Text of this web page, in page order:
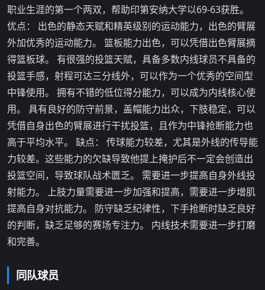
职业生涯的第一个两双，帮助印第安纳大学以69-63获胜。
优点： 出色的静态天赋和精英级别的运动能力，出色的臂展
外加优秀的运动能力。 篮板能力出色，可以凭借出色臂展摘
得篮板球。 有很强的投篮天赋，具备多数内线球员不具备的
投篮手感，射程可达三分线外，可以作为一个优秀的空间型
中锋使用。 拥有不错的低位得分能力，可以成为内线核心使
用。 具有良好的防守前景，盖帽能力出众，下肢稳定，可以
凭借自身出色的臂展进行干扰投篮，且作为中锋抢断能力也
高于平均水平。 缺点： 传球能力较差，尤其是外线的传导能
力较差。这些能力的欠缺导致他提上掩护后不一定会创造出
投篮空间，导致球队战术匮乏。 需要进一步提高自身外线投
射能力。 上肢力量需要进一步加强和提高，需要进一步增肌
提高自身对抗能力。 防守缺乏纪律性，下手抢断时缺乏良好
的判断，缺乏足够的赛场专注力。 内线技术需要进一步打磨
和完善。
同队球员